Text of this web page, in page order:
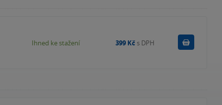
Ihned ke stažení 399 Kč s DPH Koupit